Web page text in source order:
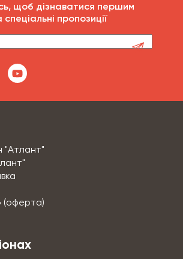
щоб дізнаватися першим
спеціальні пропозиції
"Атлант"
(оферта)